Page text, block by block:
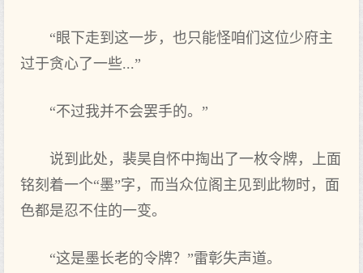
“眼下走到这一步，也只能怪咱们这位少府主
过于贪心了一些...”
“不过我并不会罢手的。”
说到此处，裴昊自怀中掏出了一枚令牌，上面
铭刻着一个“墨”字，而当众位阁主见到此物时，面
色都是忍不住的一变。
“这是墨长老的令牌？”雷彰失声道。